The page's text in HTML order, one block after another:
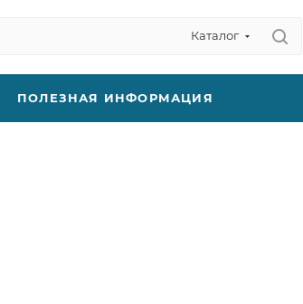
Каталог
ПОЛЕЗНАЯ ИНФОРМАЦИЯ